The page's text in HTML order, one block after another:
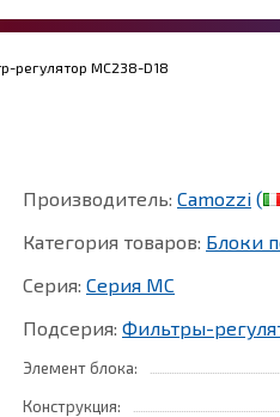
регулятор MC238-D18
Производитель: Camozzi (
Категория товаров: Блоки
Серия: Серия MC
Подсерия: Фильтры-
Элемент блока:
Конструкция: